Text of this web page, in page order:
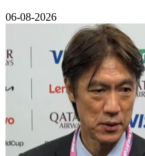
06-08-2026